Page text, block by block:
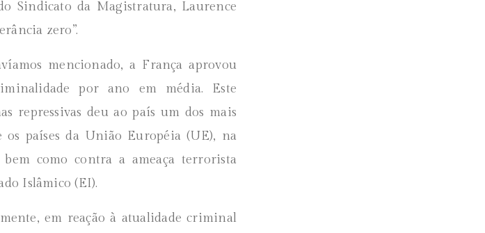
Sindicato da Magistratura, Laurence
zero”.
mencionado, a França aprovou
por ano em média. Este
repressivas deu ao país um dos mais
países da União Européia (UE), na
como contra a ameaça terrorista
Islâmico (EI).
em reação à atualidade criminal